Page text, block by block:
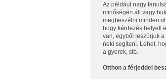
Az például nagy
minőségén áll vagy
megbeszélni minden
hogy kérdezés helyett
van, egyből leszúrjuk
neki segíteni. Lehet,
a gyerek, stb.
Otthon a férjeddel